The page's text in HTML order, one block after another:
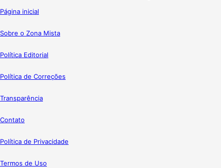
Página inicial
Sobre o Zona Mista
Política Editorial
Política de Correções
Transparência
Contato
Política de Privacidade
Termos de Uso